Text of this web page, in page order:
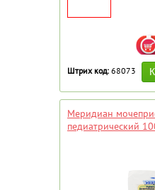
Штрих код: 68073
Меридиан
педиатрический